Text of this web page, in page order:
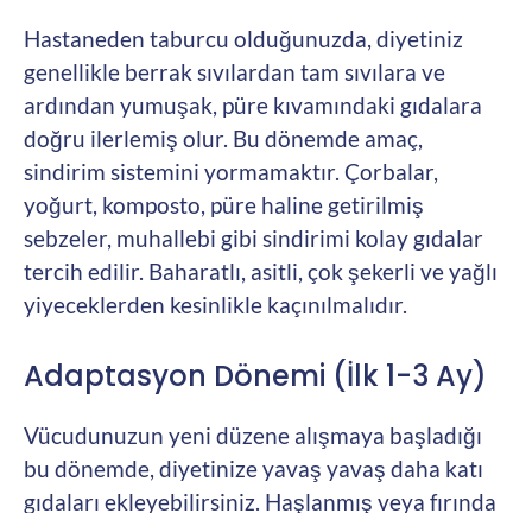
Hastaneden taburcu olduğunuzda, diyetiniz
genellikle berrak sıvılardan tam sıvılara ve
ardından yumuşak, püre kıvamındaki gıdalara
doğru ilerlemiş olur. Bu dönemde amaç,
sindirim sistemini yormamaktır. Çorbalar,
yoğurt, komposto, püre haline getirilmiş
sebzeler, muhallebi gibi sindirimi kolay gıdalar
tercih edilir. Baharatlı, asitli, çok şekerli ve yağlı
yiyeceklerden kesinlikle kaçınılmalıdır.
Adaptasyon Dönemi (İlk 1-3 Ay)
Vücudunuzun yeni düzene alışmaya başladığı
bu dönemde, diyetinize yavaş yavaş daha katı
gıdaları ekleyebilirsiniz. Haşlanmış veya fırında